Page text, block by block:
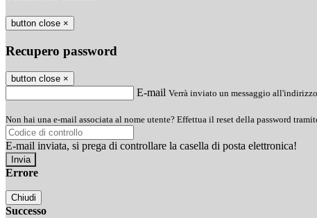
button close ×
Recupero password
button close ×
E-mail Verrà inviato un messaggio
Non hai una e-mail associata al nome utente? Effettua il reset della password
E-mail inviata, si prega di controllare la casella di posta elettronica!
Errore
Chiudi
Successo